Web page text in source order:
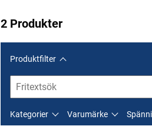
2 Produkter
Produktfilter
Kategorier Varumärke